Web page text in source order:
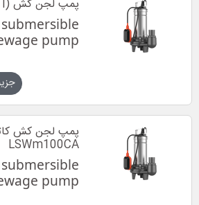
پمپ لجن کش (XSP 9-7.5/0.25 I)
pump
پمپ لجن کش
LSWm100CA
submersible
pump